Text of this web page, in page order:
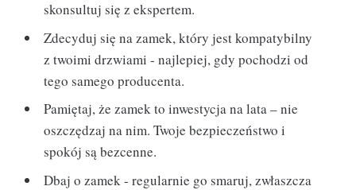
skonsultuj się z ekspertem.
Zdecyduj się na zamek, który jest kompatybilny
z twoimi drzwiami - najlepiej, gdy pochodzi od
tego samego producenta.
Pamiętaj, że zamek to inwestycja na lata – nie
oszczędzaj na nim. Twoje bezpieczeństwo i
spokój są bezcenne.
Dbaj o zamek - regularnie go smaruj, zwłaszcza